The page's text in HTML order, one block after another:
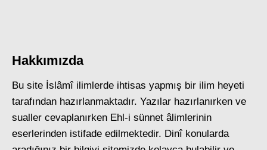
Hakkımızda
Bu site İslâmî ilimlerde ihtisas yapmış bir ilim heyeti
tarafından hazırlanmaktadır. Yazılar hazırlanırken ve
sualler cevaplanırken Ehl-i sünnet âlimlerinin
eserlerinden istifade edilmektedir. Dinî konularda